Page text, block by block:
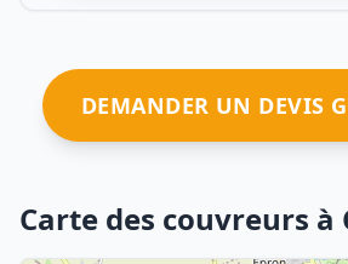
DEMANDER UN DEVIS
Carte des couvreurs à